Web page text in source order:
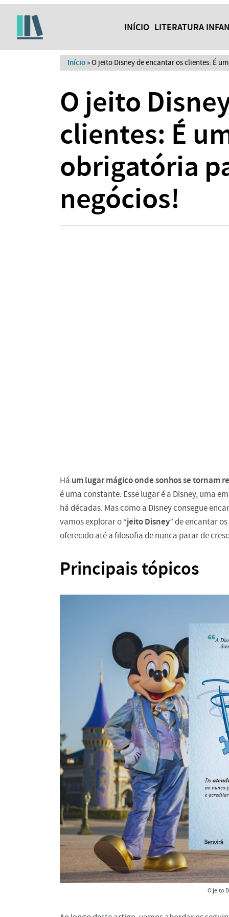
INÍCIO LITERATURA
Início »O jeito Disney de encantar os clientes: É
O jeito
clientes: É
obrigatória
negócios!
Há um lugar mágico onde sonhos se tornam
é uma constante. Esse lugar é a Disney, uma
há décadas. Mas como a Disney consegue
vamos explorar o “jeito Disney” de encantar
oferecido até a filosofia de nunca parar de
Principais tópicos
O jeito